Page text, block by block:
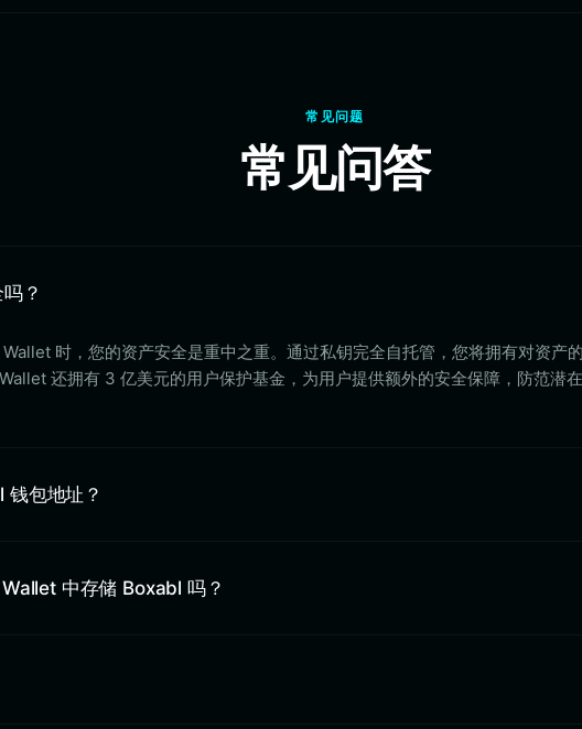
常见问题
常见问答
？
时，您的资产安全是重中之重。通过私钥完全自托管，您将拥有对资产
还拥有 3 亿美元的用户保护基金，为用户提供额外的安全保障，防范潜
钱包地址？
中存储 Boxabl 吗？